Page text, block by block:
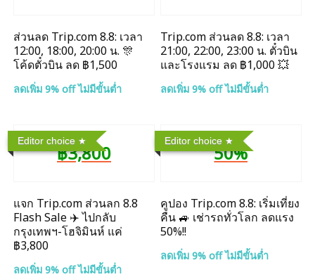
ส่วนลด Trip.com 8.8: เวลา
12:00, 18:00, 20:00 น. 🎊
โค้ดตั๋วบิน ลด ฿1,500
ลดเพิ่ม 9% off ไม่มีขั้นต่ำ
Trip.com ส่วนลด 8.8: เวลา
21:00, 22:00, 23:00 น. ตั๋วบิน
และโรงแรม ลด ฿1,000 💥
ลดเพิ่ม 9% off ไม่มีขั้นต่ำ
Editor choice
฿3,800
แจก Trip.com ส่วนลก 8.8
Flash Sale ✈️ ไปกลับ
กรุงเทพฯ-โฮจิมินห์ แค่
฿3,800
ลดเพิ่ม 9% off ไม่มีขั้นต่ำ
Editor choice
50%
คูปอง Trip.com 8.8: เริ่มเที่ยง
คืน 🚙 เช่ารถทั่วโลก ลดแรง
50%!!
ลดเพิ่ม 9% off ไม่มีขั้นต่ำ